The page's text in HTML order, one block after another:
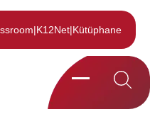
|K12Net|Kütüphane